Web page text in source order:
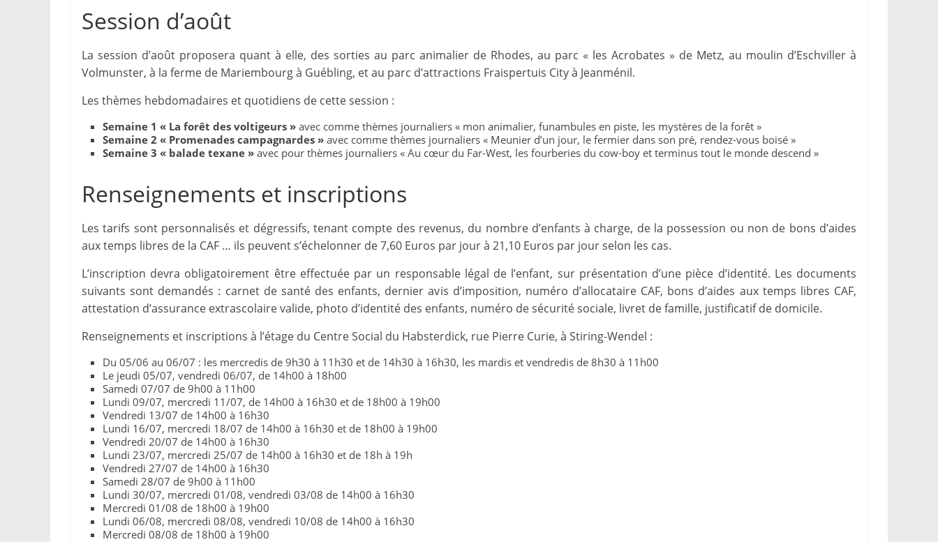
a
t
n
e
A
m
a
t
à
a
r
i
d
e
Session d’août
La session d’août proposera quant à elle, des sorties au parc animalier de Rhodes, au parc « les Acrobates » de Metz, au moulin d’Eschviller à
Volmunster, à la ferme de Mariembourg à Guébling, et au parc d’attractions Fraispertuis City à Jeanménil.
Les thèmes hebdomadaires et quotidiens de cette session :
Semaine 1 « La forêt des voltigeurs » avec comme thèmes journaliers « mon animalier, funambules en piste, les mystères de la forêt »
Semaine 2 « Promenades campagnardes » avec comme thèmes journaliers « Meunier d’un jour, le fermier dans son pré, rendez-vous boisé »
Semaine 3 « balade texane » avec pour thèmes journaliers « Au cœur du Far-West, les fourberies du cow-boy et terminus tout le monde descend »
Renseignements et inscriptions
Les tarifs sont personnalisés et dégressifs, tenant compte des revenus, du nombre d’enfants à charge, de la possession ou non de bons d’aides
aux temps libres de la CAF … ils peuvent s’échelonner de 7,60 Euros par jour à 21,10 Euros par jour selon les cas.
L’inscription devra obligatoirement être effectuée par un responsable légal de l’enfant, sur présentation d’une pièce d’identité. Les documents
suivants sont demandés : carnet de santé des enfants, dernier avis d’imposition, numéro d’allocataire CAF, bons d’aides aux temps libres CAF,
attestation d’assurance extrascolaire valide, photo d’identité des enfants, numéro de sécurité sociale, livret de famille, justificatif de domicile.
Renseignements et inscriptions à l’étage du Centre Social du Habsterdick, rue Pierre Curie, à Stiring-Wendel :
Du 05/06 au 06/07 : les mercredis de 9h30 à 11h30 et de 14h30 à 16h30, les mardis et vendredis de 8h30 à 11h00
Le jeudi 05/07, vendredi 06/07, de 14h00 à 18h00
Samedi 07/07 de 9h00 à 11h00
Lundi 09/07, mercredi 11/07, de 14h00 à 16h30 et de 18h00 à 19h00
Vendredi 13/07 de 14h00 à 16h30
Lundi 16/07, mercredi 18/07 de 14h00 à 16h30 et de 18h00 à 19h00
Vendredi 20/07 de 14h00 à 16h30
Lundi 23/07, mercredi 25/07 de 14h00 à 16h30 et de 18h à 19h
Vendredi 27/07 de 14h00 à 16h30
Samedi 28/07 de 9h00 à 11h00
Lundi 30/07, mercredi 01/08, vendredi 03/08 de 14h00 à 16h30
Mercredi 01/08 de 18h00 à 19h00
Lundi 06/08, mercredi 08/08, vendredi 10/08 de 14h00 à 16h30
Mercredi 08/08 de 18h00 à 19h00